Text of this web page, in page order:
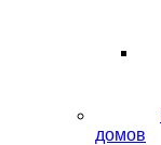
домов